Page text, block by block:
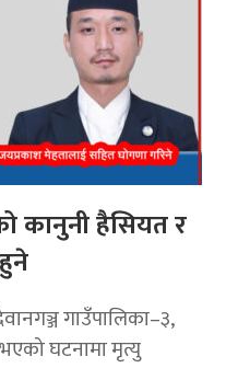
कानुनी हैसियत र
गाउँपालिका–३,
घटनामा मृत्यु